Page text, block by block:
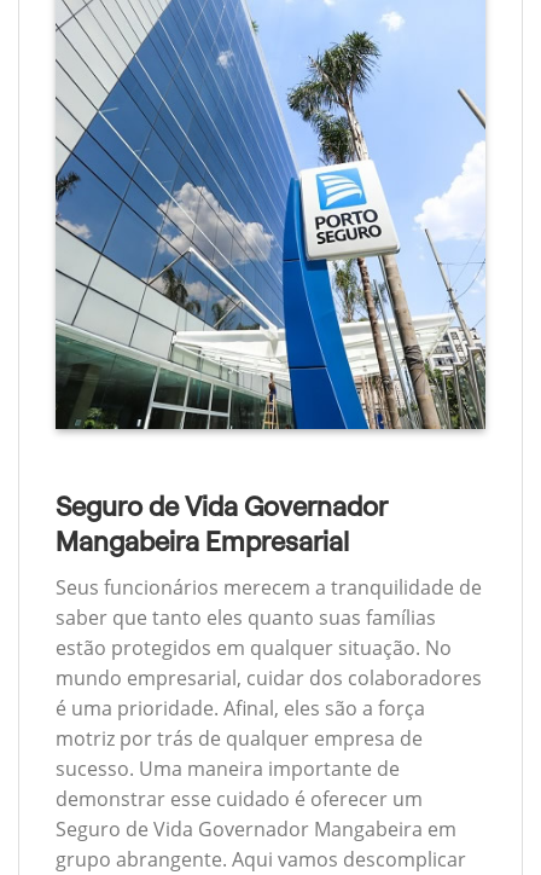
Seguro de Vida Governador
Mangabeira Empresarial
Seus funcionários merecem a tranquilidade de
saber que tanto eles quanto suas famílias
estão protegidos em qualquer situação. No
mundo empresarial, cuidar dos colaboradores
é uma prioridade. Afinal, eles são a força
motriz por trás de qualquer empresa de
sucesso. Uma maneira importante de
demonstrar esse cuidado é oferecer um
Seguro de Vida Governador Mangabeira em
grupo abrangente. Aqui vamos descomplicar